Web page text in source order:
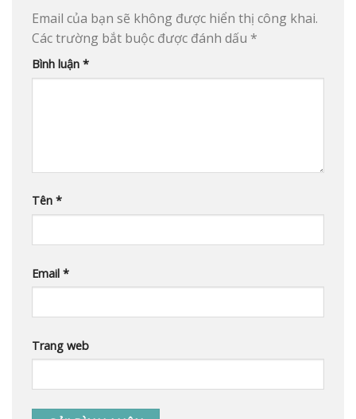
Email của bạn sẽ không được hiển thị công khai.
Các trường bắt buộc được đánh dấu *
Bình luận *
Tên *
Email *
Trang web